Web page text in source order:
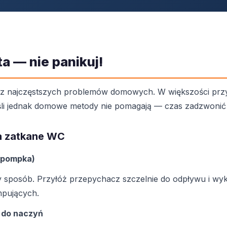
— nie panikuj!
najczęstszych problemów domowych. W większości
jednak domowe metody nie pomagają — czas
zatkane WC
Przyłóż przepychacz szczelnie do odpływu i
do naczyń